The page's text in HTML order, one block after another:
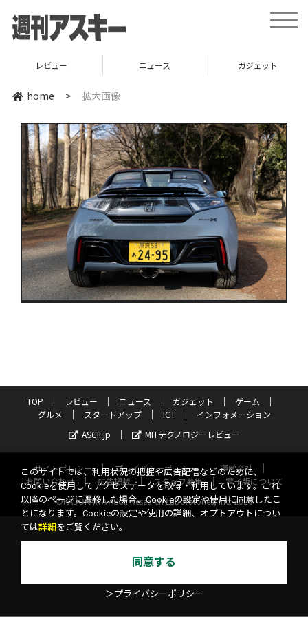
toggle
レビュー ニュース ガジェット
home > 拡大画像
TOP レビュー ニュース ガジェット
ゲーム
グルメ
スタートアップ ICT
インフォメーション
ASCII.jp
MITテクノロジーレビュー
サイトポリシー プライバシーポリシー
運営会社
お問い合わせ
広告掲載 スタッフ募集
電子版について
©KADOKAWA ASCII Research Laboratories, Inc. 2026
このサイトでは、利用状況の把握や広告配信などのために、
Cookieを使用してアクセスデータを取得・利用しています。これ
以降のページに遷移した場合、Cookieの設定や使用に同意したこ
とになります。Cookieの設定や使用の詳細、オプトアウトについ
ては詳細 をご覧ください。
同意する
＞プライバシーポリシー